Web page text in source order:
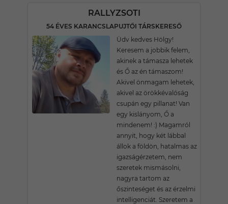
RALLYZSOTI
54 ÉVES KARANCSLAPUJTŐI TÁRSKERESŐ
Üdv kedves Hölgy!
Keresem a jobbik felem,
akinek a támasza lehetek
és Ő az én támaszom!
Akivel önmagam lehetek,
akivel az örökkévalóság
csupán egy pillanat! Van
egy kislányom, Ő a
mindenem! :) Magamról
annyit, hogy két lábbal
állok a földön, hatalmas az
igazságérzetem, nem
szeretek mismásolni,
nagyra tartom az
őszinteséget és az érzelmi
intelligenciát. Szeretem a